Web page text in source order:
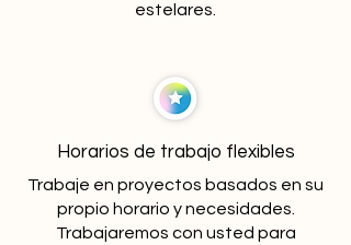
estelares.
Horarios de trabajo flexibles
Trabaje en proyectos basados en su
propio horario y necesidades.
Trabajaremos con usted para